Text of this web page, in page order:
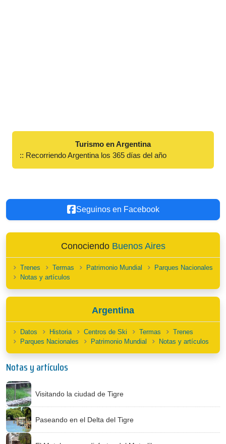
Turismo en Argentina
:: Recorriendo Argentina los 365 días del año
Seguinos en Facebook
Conociendo Buenos Aires
Trenes Termas Patrimonio Mundial
Parques Nacionales
Notas y artículos
Argentina
Datos Historia Centros de Ski Termas
Trenes
Parques Nacionales
Patrimonio Mundial Notas y artículos
Notas y artículos
Visitando la ciudad de Tigre
Paseando en el Delta del Tigre